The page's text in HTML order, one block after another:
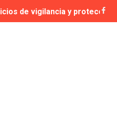
de vigilancia y protección